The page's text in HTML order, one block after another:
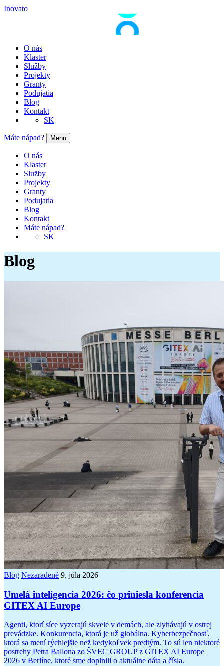
Inovato
O nás
Klaster
Služby
Projekty
Granty
Podujatia
Blog
Kontakt
SK
Máte nápad? Menu
O nás
Klaster
Služby
Projekty
Granty
Podujatia
Blog
Kontakt
Máte nápad?
SK
Blog
Blog Nezaradené 9. júla 2026
Umelá inteligencia 2026: čo priniesla konferencia
GITEX AI Europe
Agenti, ktorí síce vyzerajú skvele v demách, ale zlyhávajú v ostrej
prevádzke. Konkurencia, ktorá je už globálna. Kyberbezpečnosť,
ktorá sa mení rýchlejšie než kedykoľvek predtým. To sú len niektoré
postrehy Petra Ballona zo ŠVEC GROUP z GITEX AI Europe
2026 v Berlíne, ktoré sme doplnili o aktuálne dáta a čísla.